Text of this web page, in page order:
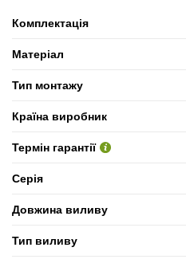
Комплектація
Матеріал
Тип монтажу
Країна виробник
Термін гарантії
Серія
Довжина виливу
Тип виливу